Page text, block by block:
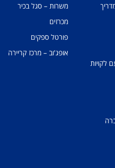
לקויות
משרות – סגל בכיר
מכרזים
פורטל ספקים
אופג'וב – מרכז קריירה